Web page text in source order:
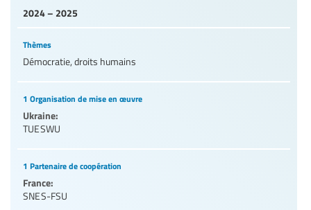
2024 – 2025
Thèmes
Démocratie, droits humains
1 Organisation de mise en œuvre
Ukraine:
TUESWU
1 Partenaire de coopération
France:
SNES-FSU